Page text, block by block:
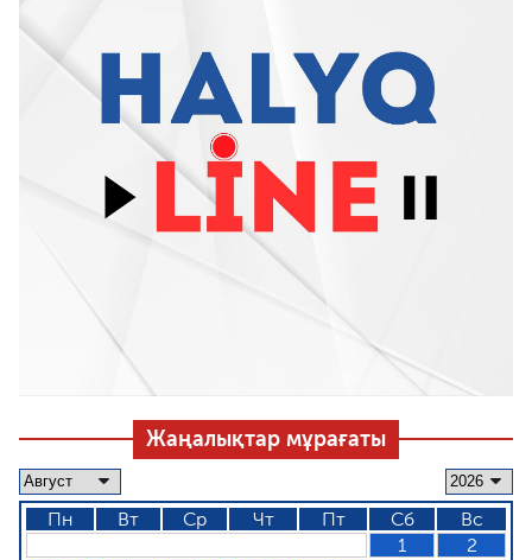
Жаңалықтар мұрағаты
Пн Вт Ср Чт Пт Сб
Вс
1
2